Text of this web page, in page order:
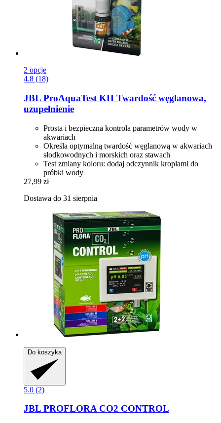
2 opcje
4.8 (18)
JBL ProAquaTest KH Twardość węglanowa,
uzupełnienie
Prosta i bezpieczna kontrola parametrów wody w
akwariach
Określa optymalną twardość węglanową w akwariach
słodkowodnych i morskich oraz stawach
Test zmiany koloru: dodaj odczynnik kroplami do
próbki wody
27,99 zł
Dostawa do 31 sierpnia
Do koszyka
5.0 (2)
JBL PROFLORA CO2 CONTROL